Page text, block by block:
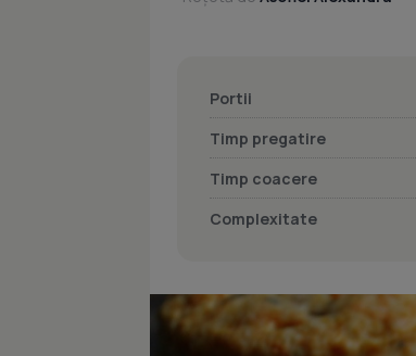
Portii
Timp pregatire
Timp coacere
Complexitate